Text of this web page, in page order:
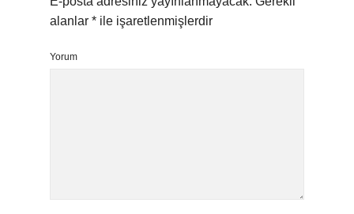
alanlar * ile işaretlenmişlerdir
Yorum